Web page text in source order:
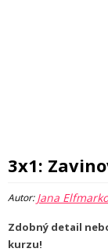
3x1:
Autor:Jana
Zdobný detail
kurzu!